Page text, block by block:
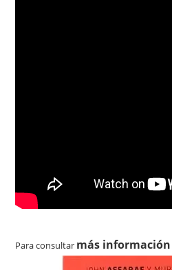
Para consultar más información